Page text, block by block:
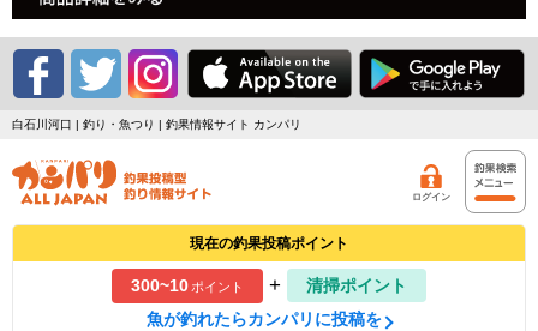
白石川河口 | 釣り・魚つり | 釣果情報サイト カンパリ
ログイン
現在の釣果投稿ポイント
300~10ポイント +
清掃ポイント
魚が釣れたらカンパリに投稿を